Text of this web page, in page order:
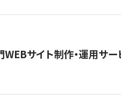
WEBサイト制作・運用サ